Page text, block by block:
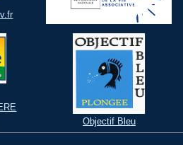
Objectif Bleu